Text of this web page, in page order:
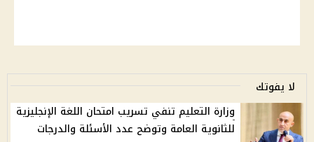
لا يفوتك
وزارة التعليم تنفي تسريب امتحان اللغة الإنجليزية
للثانوية العامة وتوضح عدد الأسئلة والدرجات